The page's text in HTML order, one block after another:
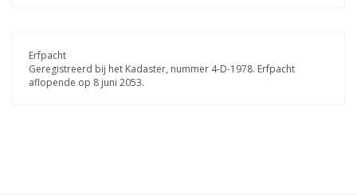
Erfpacht
Geregistreerd bij het Kadaster, nummer 4-D-1978. Erfpacht
aflopende op 8 juni 2053.